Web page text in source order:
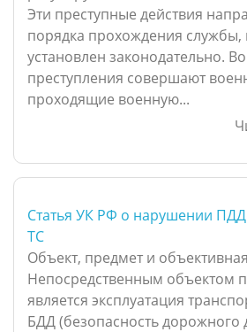
Эти преступные действия
порядка прохождения службы,
установлен законодательно.
преступления совершают
проходящие военную...
Статья УК РФ о нарушении ПДД
ТС
Объект, предмет и
Непосредственным объектом
является эксплуатация
БДД (безопасность дорожного